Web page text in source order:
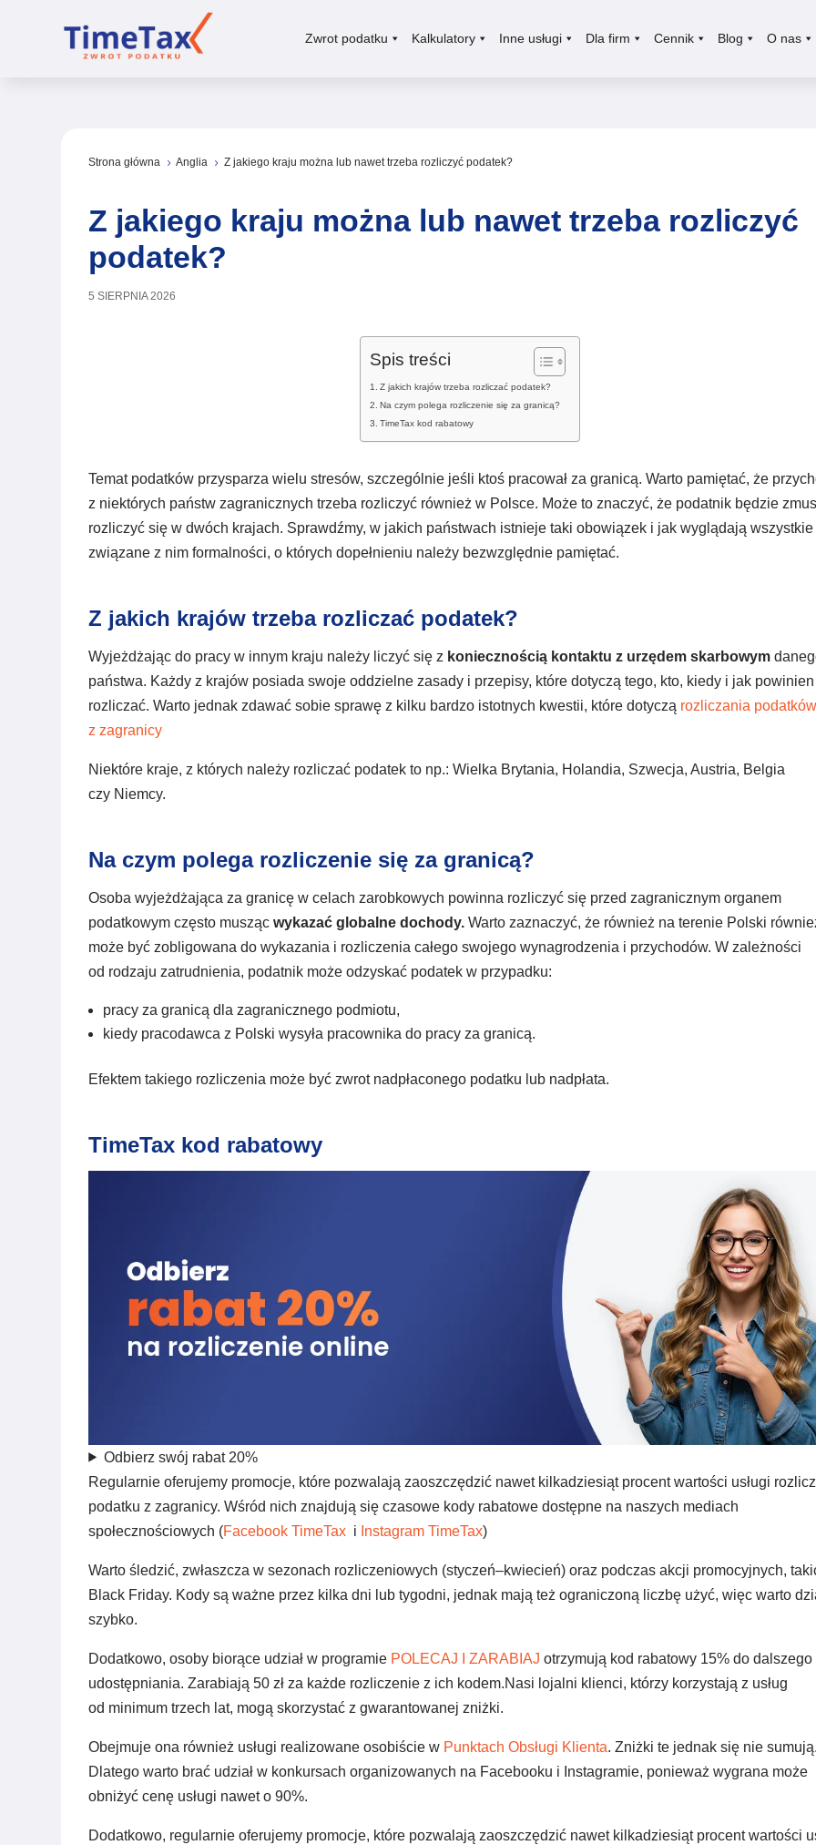
Zwrot podatku Kalkulatory Inne usługi Dla firm Cennik Blog O nas
Strona główna 5 Anglia 5 Z jakiego kraju można lub nawet trzeba rozliczyć podatek?
Z jakiego kraju można lub nawet trzeba rozliczyć
podatek?
5 SIERPNIA 2026
Spis treści
Z jakich krajów trzeba rozliczać podatek?
Na czym polega rozliczenie się za granicą?
TimeTax kod rabatowy
Temat podatków przysparza wielu stresów, szczególnie jeśli ktoś pracował za granicą. Warto pamiętać, że
z niektórych państw zagranicznych trzeba rozliczyć również w Polsce. Może to znaczyć, że podatnik będzie
rozliczyć się w dwóch krajach. Sprawdźmy, w jakich państwach istnieje taki obowiązek i jak wyglądają wszystkie
związane z nim formalności, o których dopełnieniu należy bezwzględnie pamiętać.
Z jakich krajów trzeba rozliczać podatek?
Wyjeżdżając do pracy w innym kraju należy liczyć się z koniecznością kontaktu z urzędem skarbowym
państwa. Każdy z krajów posiada swoje oddzielne zasady i przepisy, które dotyczą tego, kto, kiedy i jak
rozliczać. Warto jednak zdawać sobie sprawę z kilku bardzo istotnych kwestii, które dotyczą rozliczania
z zagranicy
Niektóre kraje, z których należy rozliczać podatek to np.: Wielka Brytania, Holandia, Szwecja, Austria, Belgia
czy Niemcy.
Na czym polega rozliczenie się za granicą?
Osoba wyjeżdżająca za granicę w celach zarobkowych powinna rozliczyć się przed zagranicznym organem
podatkowym często musząc wykazać globalne dochody. Warto zaznaczyć, że również na terenie Polski
może być zobligowana do wykazania i rozliczenia całego swojego wynagrodzenia i przychodów. W zależności
od rodzaju zatrudnienia, podatnik może odzyskać podatek w przypadku:
pracy za granicą dla zagranicznego podmiotu,
kiedy pracodawca z Polski wysyła pracownika do pracy za granicą.
Efektem takiego rozliczenia może być zwrot nadpłaconego podatku lub nadpłata.
TimeTax kod rabatowy
Odbierz swój rabat 20%
Regularnie oferujemy promocje, które pozwalają zaoszczędzić nawet kilkadziesiąt procent wartości usługi
podatku z zagranicy. Wśród nich znajdują się czasowe kody rabatowe dostępne na naszych mediach
społecznościowych (Facebook TimeTax i Instagram TimeTax)
Warto śledzić, zwłaszcza w sezonach rozliczeniowych (styczeń–kwiecień) oraz podczas akcji promocyjnych,
Black Friday. Kody są ważne przez kilka dni lub tygodni, jednak mają też ograniczoną liczbę użyć, więc warto
szybko.
Dodatkowo, osoby biorące udział w programie POLECAJ I ZARABIAJotrzymują kod rabatowy 15% do dalszego
udostępniania. Zarabiają 50 zł za każde rozliczenie z ich kodem.Nasi lojalni klienci, którzy korzystają z usług
od minimum trzech lat, mogą skorzystać z gwarantowanej zniżki.
Obejmuje ona również usługi realizowane osobiście w Punktach Obsługi Klienta. Zniżki te jednak się nie
Dlatego warto brać udział w konkursach organizowanych na Facebooku i Instagramie, ponieważ wygrana może
obniżyć cenę usługi nawet o 90%.
Dodatkowo, regularnie oferujemy promocje, które pozwalają zaoszczędzić nawet kilkadziesiąt procent wartości